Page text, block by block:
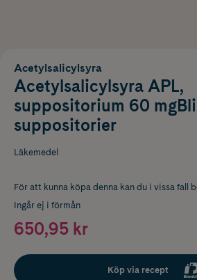
Acetylsalicylsyra
Acetylsalicylsyra APL,
suppositorium 60
suppositorier
Läkemedel
För att kunna köpa denna kan du i vissa fall
Ingår ej i förmån
650,95 kr
Köp via recept